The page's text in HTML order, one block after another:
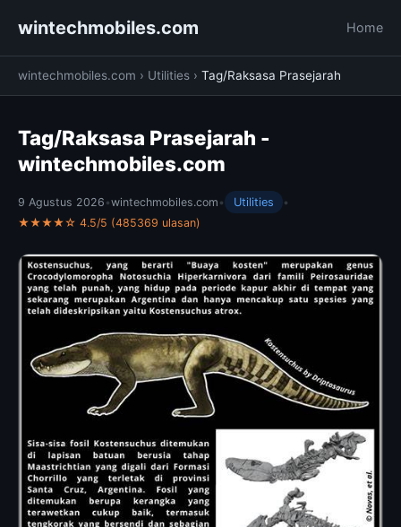
wintechmobiles.com Home
wintechmobiles.com › Utilities › Tag/Raksasa Prasejarah
Tag/Raksasa Prasejarah -
wintechmobiles.com
9 Agustus 2026 •wintechmobiles.com • Utilities
•
★★★★☆ 4.5/5 (485369 ulasan)